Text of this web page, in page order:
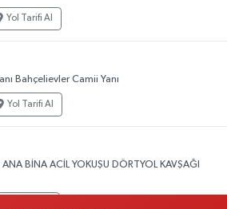
Yol Tarifi Al
Bahçelievler Camii Yanı
Yol Tarifi Al
ANA BİNA ACİL YOKUŞU DÖRTYOL KAVŞAĞI